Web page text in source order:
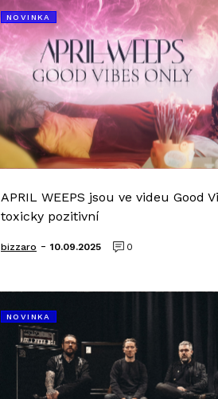
NOVINKA
APRIL WEEPS jsou ve videu Good
toxicky pozitivní
bizzaro - 10.09.2025 0
NOVINKA